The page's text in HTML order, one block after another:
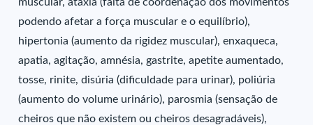
podendo afetar a força muscular e o equilíbrio),
hipertonia (aumento da rigidez muscular), enxaqueca,
apatia, agitação, amnésia, gastrite, apetite aumentado,
tosse, rinite, disúria (dificuldade para urinar), poliúria
(aumento do volume urinário), parosmia (sensação de
cheiros que não existem ou cheiros desagradáveis),